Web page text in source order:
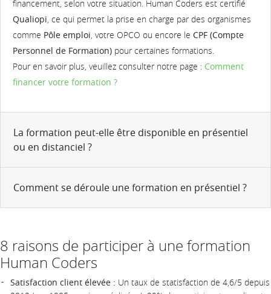
financement, selon votre situation. Human Coders est certifié
Qualiopi, ce qui permet la prise en charge par des organismes
comme Pôle emploi, votre OPCO ou encore le CPF (Compte
Personnel de Formation) pour certaines formations.
Pour en savoir plus, veuillez consulter notre page : Comment
financer votre formation ?
La formation peut-elle être disponible en présentiel
ou en distanciel ?
Comment se déroule une formation en présentiel ?
8 raisons de participer à une formation
Human Coders
Satisfaction client élevée : Un taux de statisfaction de 4,6/5 depuis